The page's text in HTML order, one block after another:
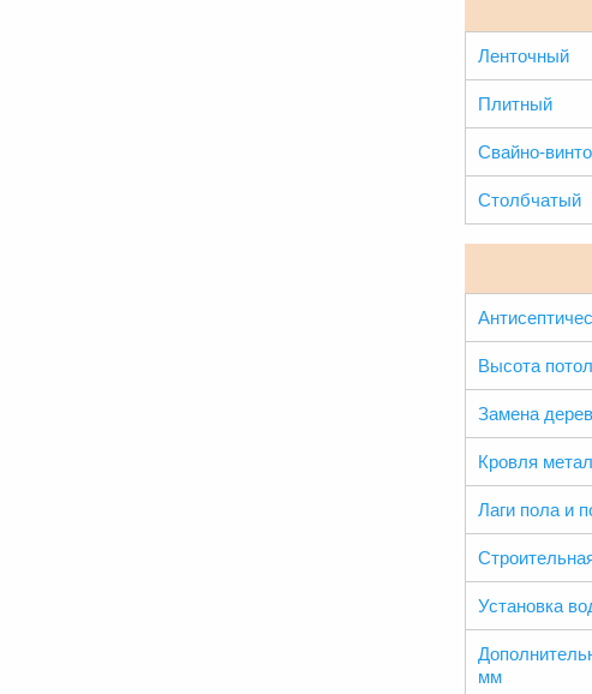
Ленточный
Плитный
Свайно-
Столбчатый
Высота
Замена
Кровля
Лаги пола и
Установка
мм